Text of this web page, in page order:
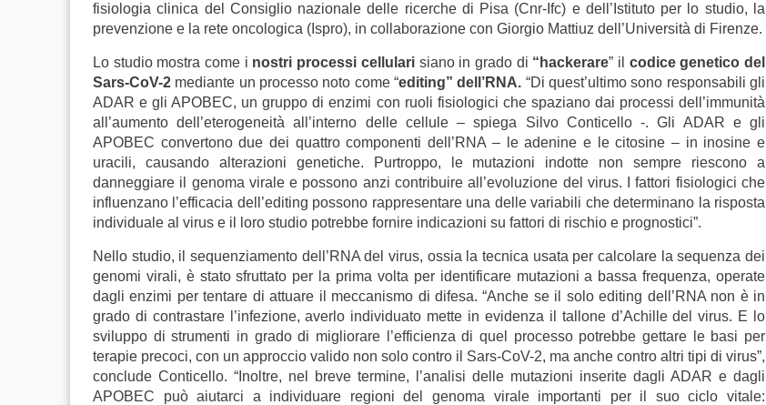
fisiologia clinica del Consiglio nazionale delle ricerche di Pisa (Cnr-Ifc) e dell’Istituto per lo studio, la
prevenzione e la rete oncologica (Ispro), in collaborazione con Giorgio Mattiuz dell’Università di Firenze.
Lo studio mostra come i nostri processi cellulari siano in grado di “hackerare” il codice genetico del
Sars-CoV-2 mediante un processo noto come “editing” dell’RNA. “Di quest’ultimo sono responsabili gli
ADAR e gli APOBEC, un gruppo di enzimi con ruoli fisiologici che spaziano dai processi dell’immunità
all’aumento dell’eterogeneità all’interno delle cellule – spiega Silvo Conticello -. Gli ADAR e gli
APOBEC convertono due dei quattro componenti dell’RNA – le adenine e le citosine – in inosine e
uracili, causando alterazioni genetiche. Purtroppo, le mutazioni indotte non sempre riescono a
danneggiare il genoma virale e possono anzi contribuire all’evoluzione del virus. I fattori fisiologici che
influenzano l’efficacia dell’editing possono rappresentare una delle variabili che determinano la risposta
individuale al virus e il loro studio potrebbe fornire indicazioni su fattori di rischio e prognostici”.
Nello studio, il sequenziamento dell’RNA del virus, ossia la tecnica usata per calcolare la sequenza dei
genomi virali, è stato sfruttato per la prima volta per identificare mutazioni a bassa frequenza, operate
dagli enzimi per tentare di attuare il meccanismo di difesa. “Anche se il solo editing dell’RNA non è in
grado di contrastare l’infezione, averlo individuato mette in evidenza il tallone d’Achille del virus. E lo
sviluppo di strumenti in grado di migliorare l’efficienza di quel processo potrebbe gettare le basi per
terapie precoci, con un approccio valido non solo contro il Sars-CoV-2, ma anche contro altri tipi di virus”,
conclude Conticello. “Inoltre, nel breve termine, l’analisi delle mutazioni inserite dagli ADAR e dagli
APOBEC può aiutarci a individuare regioni del genoma virale importanti per il suo ciclo vitale: